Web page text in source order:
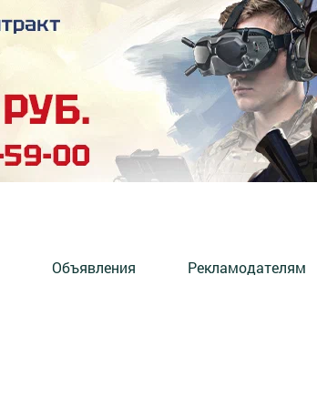
Объявления Рекламодателям